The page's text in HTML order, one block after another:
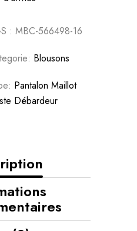
: MBC-566498-16
Blousons
Pantalon Maillot
Débardeur